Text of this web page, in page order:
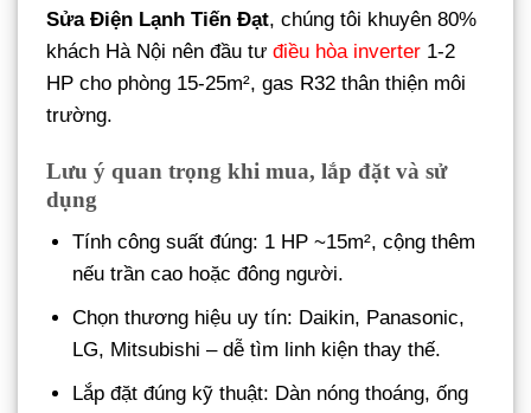
Sửa Điện Lạnh Tiến Đạt, chúng tôi khuyên 80%
khách Hà Nội nên đầu tư điều hòa inverter 1-2
HP cho phòng 15-25m², gas R32 thân thiện môi
trường.
Lưu ý quan trọng khi mua, lắp đặt và sử
dụng
Tính công suất đúng: 1 HP ~15m², cộng thêm
nếu trần cao hoặc đông người.
Chọn thương hiệu uy tín: Daikin, Panasonic,
LG, Mitsubishi – dễ tìm linh kiện thay thế.
Lắp đặt đúng kỹ thuật: Dàn nóng thoáng, ống